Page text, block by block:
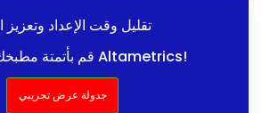
تقليل وقت الإعداد وتعزيز
قم بأتمتة مطبخك باستخدام Altametrics!
جدولة عرض تجريبي